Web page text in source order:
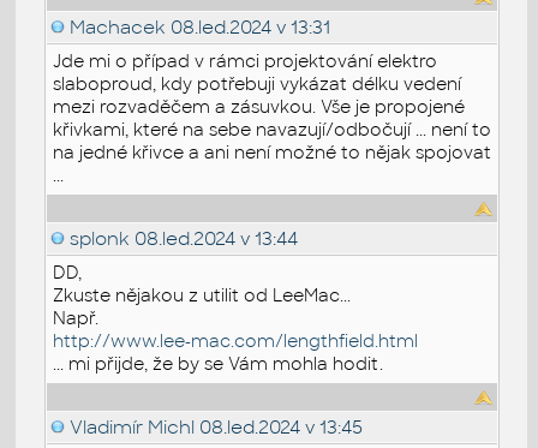
Machacek 08.led.2024 v 13:31
Jde mi o případ v rámci projektování elektro
slaboproud, kdy potřebuji vykázat délku vedení
mezi rozvaděčem a zásuvkou. Vše je propojené
křivkami, které na sebe navazují/odbočují ... není to
na jedné křivce a ani není možné to nějak spojovat
...
splonk 08.led.2024 v 13:44
DD,
Zkuste nějakou z utilit od LeeMac...
Např.
http://www.lee-mac.com/lengthfield.html
... mi přijde, že by se Vám mohla hodit.
Vladimír Michl 08.led.2024 v 13:45